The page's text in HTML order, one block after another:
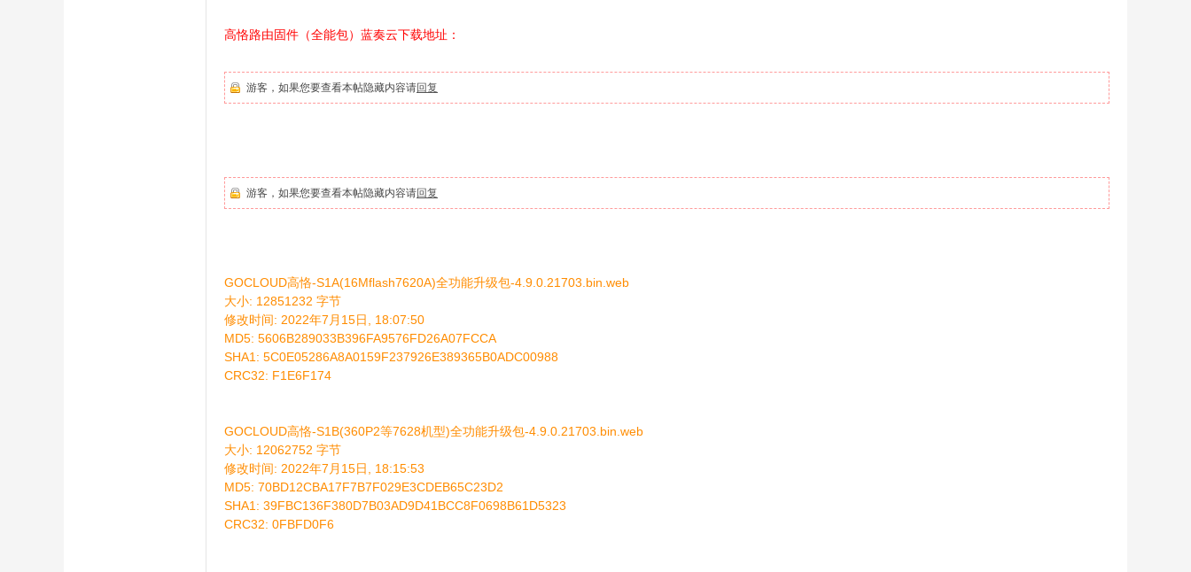
高恪路由固件（全能包）蓝奏云下载地址：
游客，如果您要查看本帖隐藏内容请回复
游客，如果您要查看本帖隐藏内容请回复
GOCLOUD高恪-S1A(16Mflash7620A)全功能升级包-4.9.0.21703.bin.web
大小: 12851232 字节
修改时间: 2022年7月15日, 18:07:50
MD5: 5606B289033B396FA9576FD26A07FCCA
SHA1: 5C0E05286A8A0159F237926E389365B0ADC00988
CRC32: F1E6F174
GOCLOUD高恪-S1B(360P2等7628机型)全功能升级包-4.9.0.21703.bin.web
大小: 12062752 字节
修改时间: 2022年7月15日, 18:15:53
MD5: 70BD12CBA17F7B7F029E3CDEB65C23D2
SHA1: 39FBC136F380D7B03AD9D41BCC8F0698B61D5323
CRC32: 0FBFD0F6